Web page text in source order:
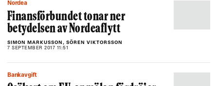
Nordea
Finansförbundet tonar ner
betydelsen av Nordeaflytt
SIMON MARKUSSON, SÖREN VIKTORSSON
7 SEPTEMBER 2017 11:51
Bankavgift